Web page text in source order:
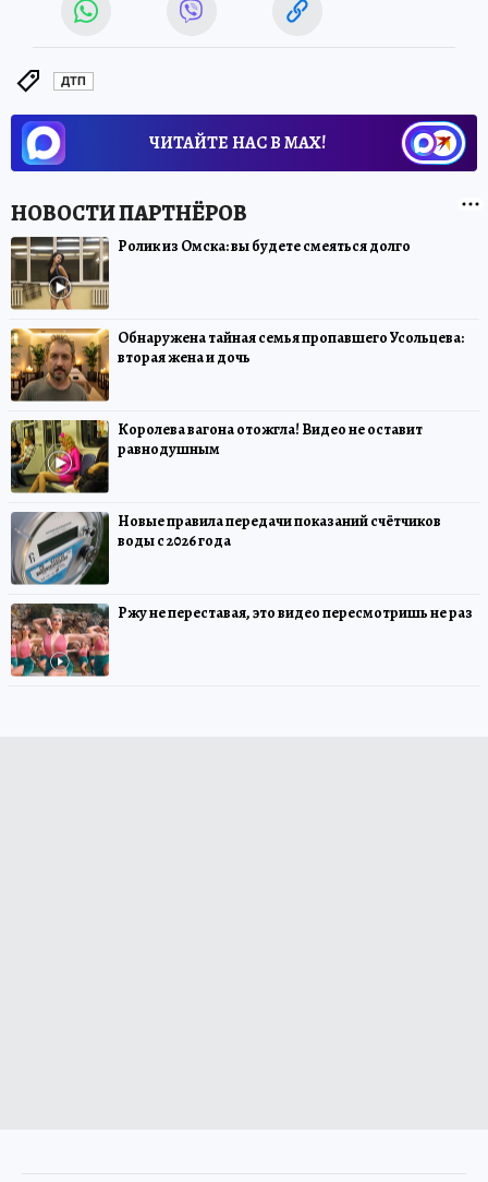
ДТП
ЧИТАЙТЕ НАС В МАХ!
Ролик из Омска: вы будете смеяться долго
Обнаружена тайная семья пропавшего Усольцева:
вторая жена и дочь
Королева вагона отожгла! Видео не оставит
равнодушным
Новые правила передачи показаний счётчиков
воды с 2026 года
Ржу не переставая, это видео пересмотришь не раз